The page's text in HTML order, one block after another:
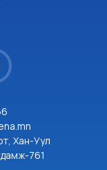
Хан-Уул
761